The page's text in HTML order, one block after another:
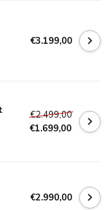
€3.199,00
€2.499,00
€1.699,00
€2.990,00